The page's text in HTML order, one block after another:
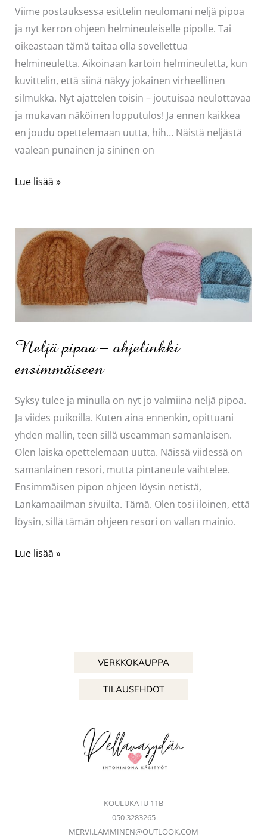
Viime postauksessa esittelin neulomani neljä pipoa
ja nyt kerron ohjeen helmineuleiselle pipolle. Tai
oikeastaan tämä taitaa olla sovellettua
helmineuletta. Aikoinaan kartoin helmineuletta, kun
kuvittelin, että siinä näkyy jokainen virheellinen
silmukka. Nyt ajattelen toisin – joutuisaa neulottavaa
ja mukavan näköinen lopputulos! Ja ennen kaikkea
en joudu opettelemaan uutta, hih… Näistä neljästä
vaalean punainen ja sininen on
Neljä
ohje
helmineuleiselle
Lue lisää »
Neljä pipoa – ohjelinkki
ensimmäiseen
Syksy tulee ja minulla on nyt jo valmiina neljä pipoa.
Ja viides puikoilla. Kuten aina ennenkin, opittuani
yhden mallin, teen sillä useamman samanlaisen.
Olen laiska opettelemaan uutta. Näissä viidessä on
samanlainen resori, mutta pintaneule vaihtelee.
Ensimmäisen pipon ohjeen löysin netistä,
Lankamaailman sivuilta. Tämä. Olen tosi iloinen, että
löysin, sillä tämän ohjeen resori on vallan mainio.
Neljä
Lue lisää »
VERKKOKAUPPA
TILAUSEHDOT
KOULUKATU 11B
050 3283265
MERVI.LAMMINEN@OUTLOOK.COM